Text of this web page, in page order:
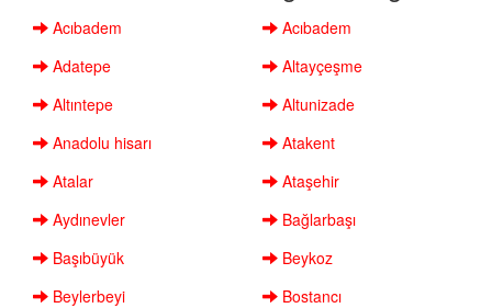
Acıbadem
Acıbadem
Adatepe
Altayçeşme
Altıntepe
Altunizade
Anadolu hisarı
Atakent
Atalar
Ataşehir
Aydınevler
Bağlarbaşı
Başıbüyük
Beykoz
Beylerbeyi
Bostancı